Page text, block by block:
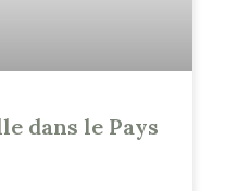
dans le Pays